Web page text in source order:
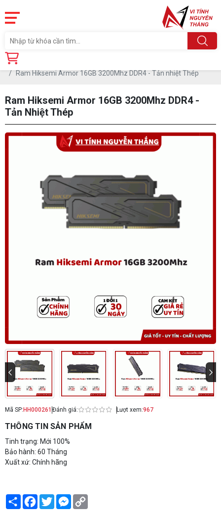
Trang chủ
Ram Hiksemi Armor 16GB 3200Mhz DDR4 - Tản nhiệt Thép
Ram Hiksemi Armor 16GB 3200Mhz DDR4 -
Tản Nhiệt Thép
Mã SP: HH000261 Đánh giá: Lượt xem:967
THÔNG TIN SẢN PHẨM
Tinh trạng: Mới 100%
Bảo hành: 60 Tháng
Xuất xứ: Chính hãng
Share Facebook
TwitterMessenger